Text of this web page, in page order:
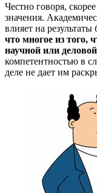
Честно говоря,
значения.
влияет на результаты
что многое из того,
научной или
компетентностью в
деле не дает им